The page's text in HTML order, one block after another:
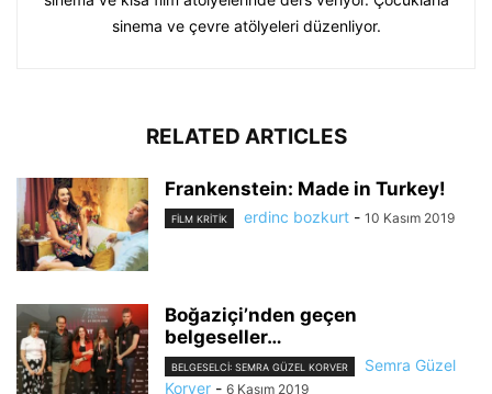
sinema ve çevre atölyeleri düzenliyor.
RELATED ARTICLES
Frankenstein: Made in Turkey!
FILM KRITIK erdinc bozkurt - 10 Kasım 2019
Boğaziçi’nden geçen
belgeseller…
BELGESELCI: SEMRA GÜZEL KORVER
Semra Güzel
Korver - 6 Kasım 2019